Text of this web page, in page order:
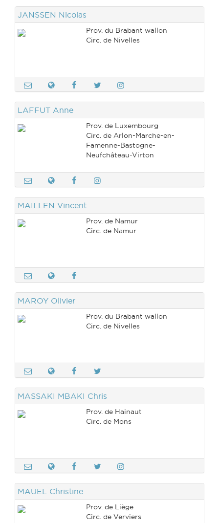
JANSSEN Nicolas
Prov. du Brabant wallon
Circ. de Nivelles
LAFFUT Anne
Prov. de Luxembourg
Circ. de Arlon-Marche-en-
Famenne-Bastogne-
Neufchâteau-Virton
MAILLEN Vincent
Prov. de Namur
Circ. de Namur
MAROY Olivier
Prov. du Brabant wallon
Circ. de Nivelles
MASSAKI MBAKI Chris
Prov. de Hainaut
Circ. de Mons
MAUEL Christine
Prov. de Liège
Circ. de Verviers